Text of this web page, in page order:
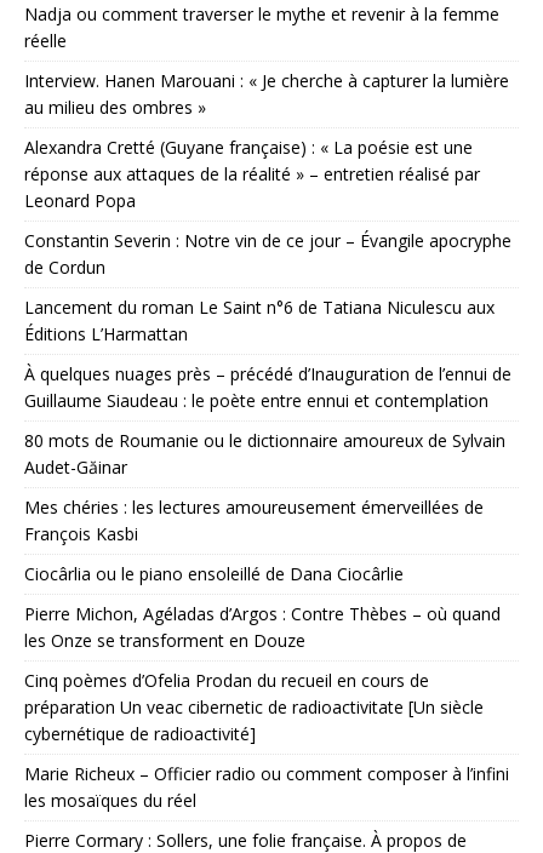
Nadja ou comment traverser le mythe et revenir à la femme
réelle
Interview. Hanen Marouani : « Je cherche à capturer la lumière
au milieu des ombres »
Alexandra Cretté (Guyane française) : « La poésie est une
réponse aux attaques de la réalité » – entretien réalisé par
Leonard Popa
Constantin Severin : Notre vin de ce jour – Évangile apocryphe
de Cordun
Lancement du roman Le Saint n°6 de Tatiana Niculescu aux
Éditions L’Harmattan
À quelques nuages près – précédé d’Inauguration de l’ennui de
Guillaume Siaudeau : le poète entre ennui et contemplation
80 mots de Roumanie ou le dictionnaire amoureux de Sylvain
Audet-Găinar
Mes chéries : les lectures amoureusement émerveillées de
François Kasbi
Ciocârlia ou le piano ensoleillé de Dana Ciocârlie
Pierre Michon, Agéladas d’Argos : Contre Thèbes – où quand
les Onze se transforment en Douze
Cinq poèmes d’Ofelia Prodan du recueil en cours de
préparation Un veac cibernetic de radioactivitate [Un siècle
cybernétique de radioactivité]
Marie Richeux – Officier radio ou comment composer à l’infini
les mosaïques du réel
Pierre Cormary : Sollers, une folie française. À propos de